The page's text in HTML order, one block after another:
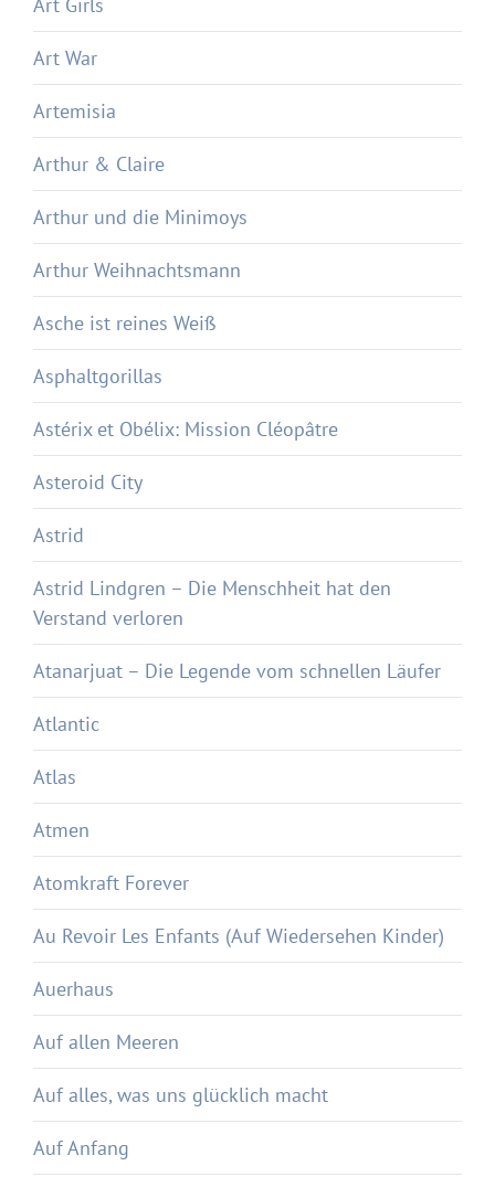
Art Girls
Art War
Artemisia
Arthur & Claire
Arthur und die Minimoys
Arthur Weihnachtsmann
Asche ist reines Weiß
Asphaltgorillas
Astérix et Obélix: Mission Cléopâtre
Asteroid City
Astrid
Astrid Lindgren – Die Menschheit hat den
Verstand verloren
Atanarjuat – Die Legende vom schnellen Läufer
Atlantic
Atlas
Atmen
Atomkraft Forever
Au Revoir Les Enfants (Auf Wiedersehen Kinder)
Auerhaus
Auf allen Meeren
Auf alles, was uns glücklich macht
Auf Anfang